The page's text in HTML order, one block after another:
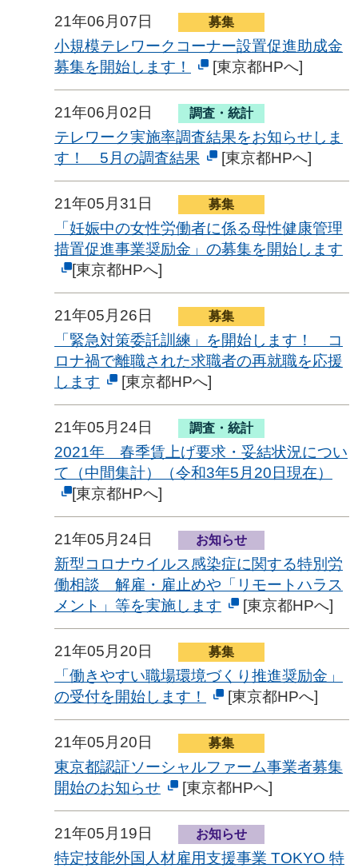
21年06月07日 募集
小規模テレワークコーナー設置促進助成金
募集を開始します！
[東京都HPへ]
21年06月02日 調査・統計
テレワーク実施率調査結果をお知らせしま
す！ 5月の調査結果
[東京都HPへ]
21年05月31日 募集
「妊娠中の女性労働者に係る母性健康管理
措置促進事業奨励金」の募集を開始します
[東京都HPへ]
21年05月26日 募集
「緊急対策委託訓練」を開始します！ コ
ロナ禍で離職された求職者の再就職を応援
します
[東京都HPへ]
21年05月24日 調査・統計
2021年 春季賃上げ要求・妥結状況につい
て（中間集計）（令和3年5月20日現在）
[東京都HPへ]
21年05月24日 お知らせ
新型コロナウイルス感染症に関する特別労
働相談 解雇・雇止めや「リモートハラス
メント」等を実施します
[東京都HPへ]
21年05月20日 募集
「働きやすい職場環境づくり推進奨励金」
の受付を開始します！
[東京都HPへ]
21年05月20日 募集
東京都認証ソーシャルファーム事業者募集
開始のお知らせ
[東京都HPへ]
21年05月19日 お知らせ
特定技能外国人材雇用支援事業 TOKYO 特